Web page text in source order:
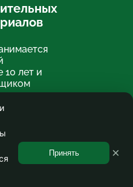
10 лет и
на сайте не является публичной
обработку персональных данных.
Принять ×